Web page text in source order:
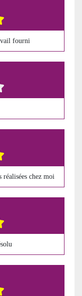
fourni
réalisées chez moi